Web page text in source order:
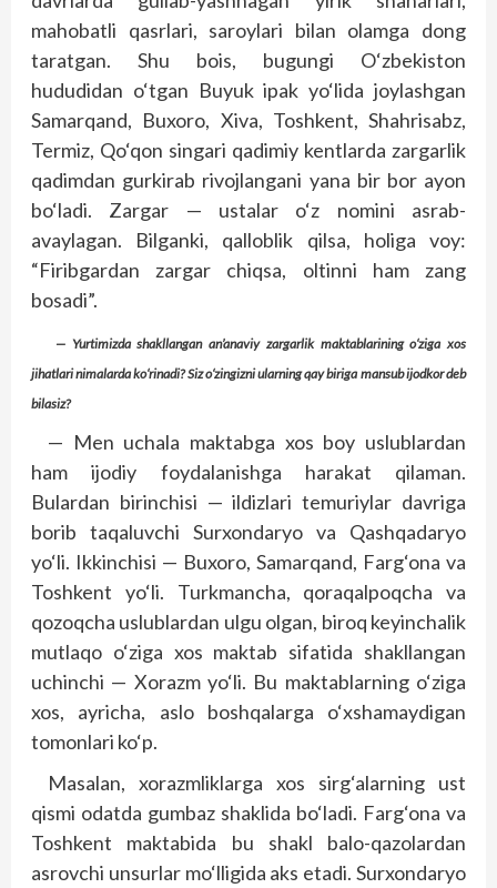
mahobatli qasrlari, saroylari bilan olamga dong
taratgan. Shu bois, bugungi O‘zbekiston
hududidan o‘tgan Buyuk ipak yo‘lida joylashgan
Samarqand, Buxoro, Xiva, Toshkent, Shahrisabz,
Termiz, Qo‘qon singari qadimiy kentlarda zargarlik
qadimdan gurkirab rivojlangani yana bir bor ayon
bo‘ladi. Zargar — ustalar o‘z nomini asrab-
avaylagan. Bilganki, qalloblik qilsa, holiga voy:
“Firibgardan zargar chiqsa, oltinni ham zang
bosadi”.
— Yurtimizda shakllangan an’anaviy zargarlik maktablarining o‘ziga xos
jihatlari nimalarda ko‘rinadi? Siz o‘zingizni ularning qay biriga mansub ijodkor deb
bilasiz?
— Men uchala maktabga xos boy uslublardan
ham ijodiy foydalanishga harakat qilaman.
Bulardan birinchisi — ildizlari temuriylar davriga
borib taqaluvchi Surxondaryo va Qashqadaryo
yo‘li. Ikkinchisi — Buxoro, Samarqand, Farg‘ona va
Toshkent yo‘li. Turkmancha, qoraqalpoqcha va
qozoqcha uslublardan ulgu olgan, biroq keyinchalik
mutlaqo o‘ziga xos maktab sifatida shakllangan
uchinchi — Xorazm yo‘li. Bu maktablarning o‘ziga
xos, ayricha, aslo boshqalarga o‘xshamaydigan
tomonlari ko‘p.
Masalan, xorazmliklarga xos sirg‘alarning ust
qismi odatda gumbaz shaklida bo‘ladi. Farg‘ona va
Toshkent maktabida bu shakl balo-qazolardan
asrovchi unsurlar mo‘lligida aks etadi. Surxondaryo